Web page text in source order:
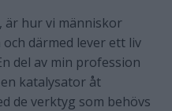
är hur vi människor
därmed lever ett liv
del av min profession
katalysator åt
de verktyg som behövs